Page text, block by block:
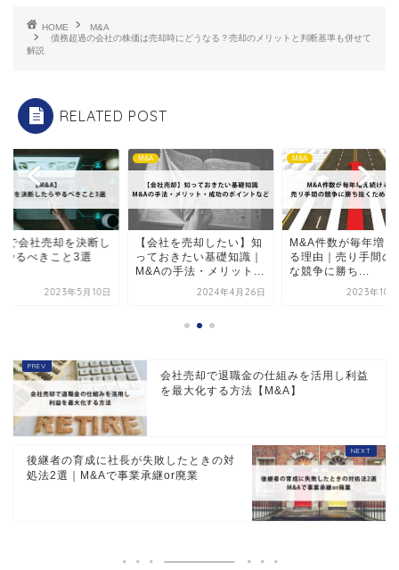
HOME
M&A
債務超過の会社の株価は売却時にどうなる？売却のメリットと判断基準も併せて
解説
RELATED POST
社を売却したい】知
おきたい基礎知識｜
2024年4月26日
M&A
M&A件数が毎年増え続け
る理由｜売り手間の熾烈
な競争に勝ち...
2023年10月23日
M&A
M&Aで会社売却を
たらやるべきこと3
2023年5
会社売却で退職金の仕組みを活用し利益
を最大化する方法【M&A】
後継者の育成に社長が失敗したときの対
処法2選｜M&Aで事業承継or廃業